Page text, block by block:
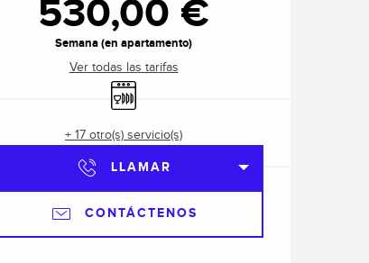
530,00 €
Semana (en apartamento)
Ver todas las tarifas
Lavavajillas
+ 17 otro(s) servicio(s)
LLAMAR
CONTÁCTENOS